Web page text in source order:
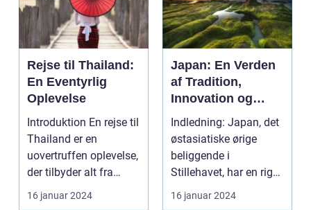
Rejse til Thailand:
En Eventyrlig
Oplevelse
Introduktion En rejse til
Thailand er en
uovertruffen oplevelse,
der tilbyder alt fra
smukke strand...
16 januar 2024
Japan: En Verden
af Tradition,
Innovation og
Skønhed
Indledning: Japan, det
østasiatiske ørige
beliggende i
Stillehavet, har en rig
og fascinerende kult...
16 januar 2024